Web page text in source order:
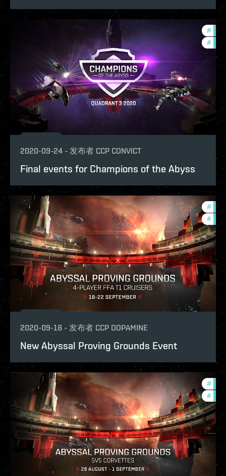
#
# pvp
2020-09-24 - 发布者 CCP CONVICT
Final events for Champions of the Abyss
#
#
2020-09-18 - 发布者 CCP DOPAMINE
New Abyssal Proving Grounds Event
#
#